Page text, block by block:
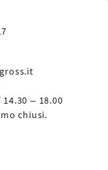
– 18.00
chiusi.